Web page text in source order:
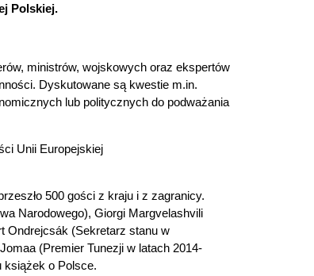
Polskiej.
ministrów, wojskowych oraz ekspertów
Dyskutowane są kwestie m.in.
lub politycznych do podważania
Unii Europejskiej
500 gości z kraju i z zagranicy.
Narodowego), Giorgi Margvelashvili
Ondrejcsák (Sekretarz stanu w
(Premier Tunezji w latach 2014-
książek o Polsce.